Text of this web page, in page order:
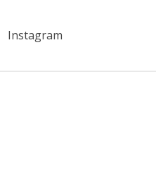
Instagram